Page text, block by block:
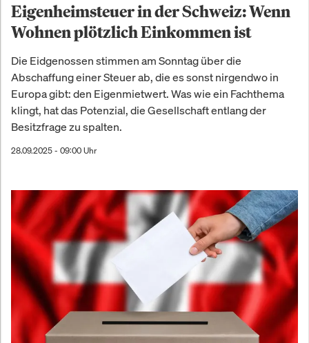
Eigenheimsteuer in der Schweiz: Wenn
Wohnen plötzlich Einkommen ist
Die Eidgenossen stimmen am Sonntag über die
Abschaffung einer Steuer ab, die es sonst nirgendwo in
Europa gibt: den Eigenmietwert. Was wie ein Fachthema
klingt, hat das Potenzial, die Gesellschaft entlang der
Besitzfrage zu spalten.
28.09.2025 - 09:00 Uhr